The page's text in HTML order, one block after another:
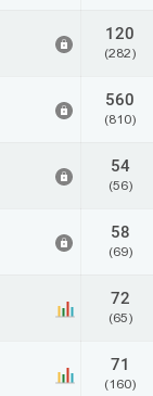
120
(282)
560
(810)
54
(56)
58
(69)
72
(65)
71
(160)